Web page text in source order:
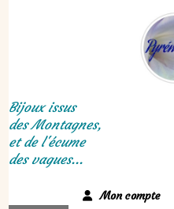
Bijoux issus
des Montagnes,
et de l'écume
des vagues...
Mon compte